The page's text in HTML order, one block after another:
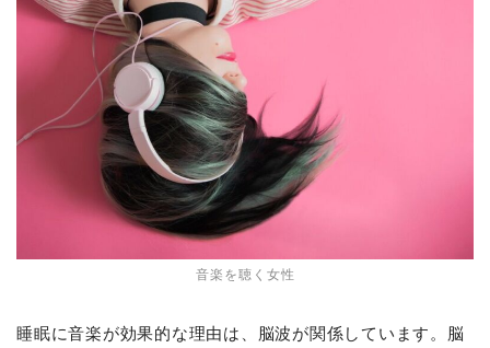
音楽を聴く女性
睡眠に音楽が効果的な理由は、脳波が関係しています。脳